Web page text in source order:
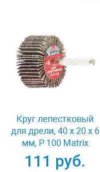
Круг лепестковый
для дрели, 40 х 20 х 6
мм, P 100 Matrix
74168
111 руб.